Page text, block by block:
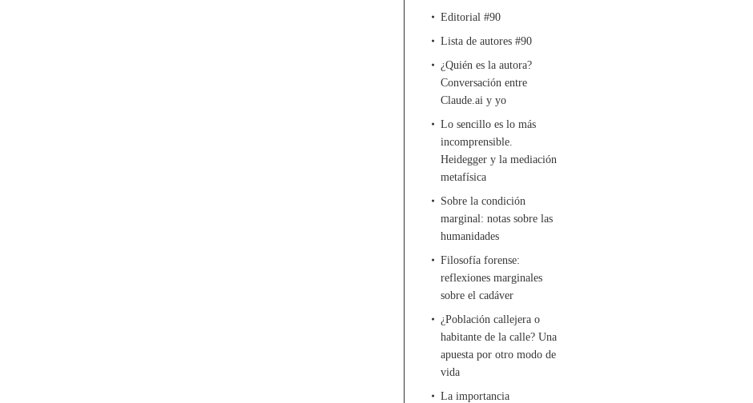
Editorial #90
Lista de autores #90
¿Quién es la autora?
Conversación entre
Claude.ai y yo
Lo sencillo es lo más
incomprensible.
Heidegger y la mediación
metafísica
Sobre la condición
marginal: notas sobre las
humanidades
Filosofía forense:
reflexiones marginales
sobre el cadáver
¿Población callejera o
habitante de la calle? Una
apuesta por otro modo de
vida
La importancia